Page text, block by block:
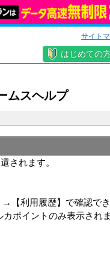
サイト
はじめての
ムスヘルプ
されます。
【利用履歴】で確認で
ポイントのみ表示され